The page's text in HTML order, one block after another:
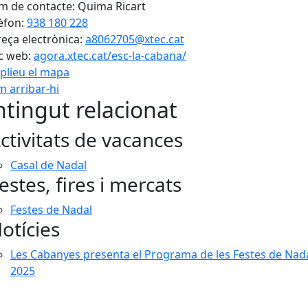
de contacte: Quima Ricart
938 180 228
electrònica: a8062705@xtec.cat
web: agora.xtec.cat/esc-la-cabana/
el mapa
arribar-hi
relacionat
de vacances
Casal de Nadal
fires i mercats
Festes de Nadal
Les Cabanyes presenta el Programa de les Festes de
2025